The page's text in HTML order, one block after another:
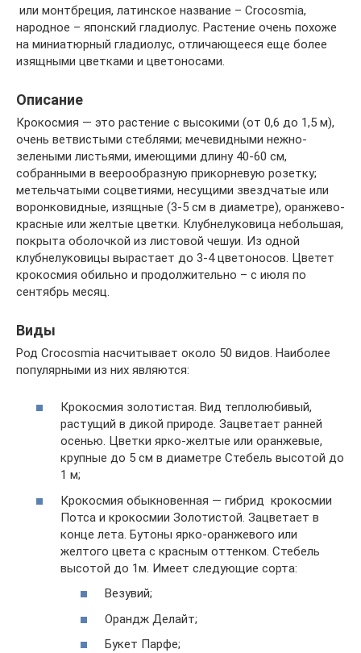
или монтбреция, латинское название – Crocosmia,
народное – японский гладиолус. Растение очень похоже
на миниатюрный гладиолус, отличающееся еще более
изящными цветками и цветоносами.
Описание
Крокосмия — это растение с высокими (от 0,6 до 1,5 м),
очень ветвистыми стеблями; мечевидными нежно-
зелеными листьями, имеющими длину 40-60 см,
собранными в веерообразную прикорневую розетку;
метельчатыми соцветиями, несущими звездчатые или
воронковидные, изящные (3-5 см в диаметре), оранжево-
красные или желтые цветки. Клубнелуковица небольшая,
покрыта оболочкой из листовой чешуи. Из одной
клубнелуковицы вырастает до 3-4 цветоносов. Цветет
крокосмия обильно и продолжительно – с июля по
сентябрь месяц.
Виды
Род Crocosmia насчитывает около 50 видов. Наиболее
популярными из них являются:
Крокосмия золотистая. Вид теплолюбивый,
растущий в дикой природе. Зацветает ранней
осенью. Цветки ярко-желтые или оранжевые,
крупные до 5 см в диаметре Стебель высотой до
1 м;
Крокосмия обыкновенная — гибрид крокосмии
Потса и крокосмии Золотистой. Зацветает в
конце лета. Бутоны ярко-оранжевого или
желтого цвета с красным оттенком. Стебель
высотой до 1м. Имеет следующие сорта:
Везувий;
Орандж Делайт;
Букет Парфе;